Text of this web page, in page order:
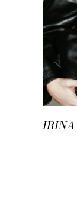
IRINA